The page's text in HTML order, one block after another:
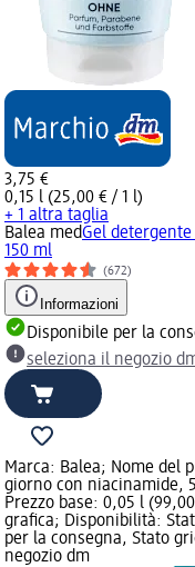
3,75 €
0,15 l (25,00 € / 1 l)
+ 1 altra taglia
Balea medGel detergente
150 ml
(672)
Informazioni
Disponibile per la
seleziona il negozio
Marca: Balea; Nome del
giorno con niacinamide,
Prezzo base: 0,05 l
grafica; Disponibilità:
per la consegna, Stato
negozio dm